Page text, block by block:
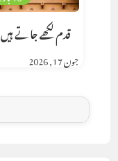
قدم لکھے جاتے ہیں
جون 17, 2026